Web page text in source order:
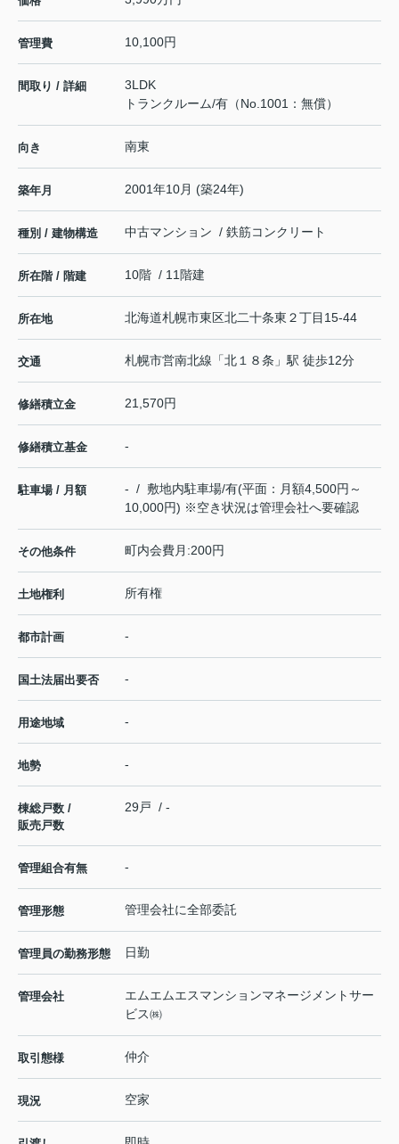
管理費 10,100円
間取り / 詳細
3LDK
トランクルーム/有（No.1001：無償）
向き 南東
築年月 2001年10月 (築24年)
種別 / 建物構造 中古マンション / 鉄筋コンクリート
所在階 / 階建 10階 / 11階建
所在地 北海道札幌市東区北二十条東 ２丁目15-44
交通 札幌市営南北線 「北１８条 」駅 徒歩12分
修繕積立金 21,570円
修繕積立基金 -
駐車場 / 月額
- / 敷地内駐車場/有(平面：月額4,500円～
10,000円) ※空き状況は管理会社へ要確認
その他条件 町内会費月:200円
土地権利 所有権
都市計画 -
国土法届出要否 -
用途地域 -
地勢 -
棟総戸数 /
販売戸数
29戸 / -
管理組合有無 -
管理形態 管理会社に全部委託
管理員の勤務形態 日勤
管理会社
エムエムエスマンションマネージメントサー
ビス㈱
取引態様 仲介
現況 空家